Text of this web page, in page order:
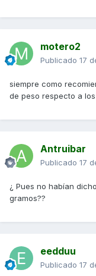
motero2
Publicado 17
siempre como
de peso respecto a
Antruibar
Publicado 17
¿ Pues no habían
gramos??
eedduu
Publicado 17